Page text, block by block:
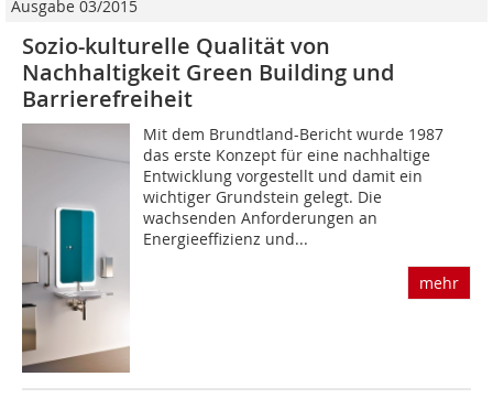
Ausgabe 03/2015
Sozio-kulturelle Qualität von
Nachhaltigkeit Green Building und
Barrierefreiheit
Mit dem Brundtland-Bericht wurde 1987
das erste Konzept für eine nachhaltige
Entwicklung vorgestellt und damit ein
wichtiger Grundstein gelegt. Die
wachsenden Anforderungen an
Energieeffizienz und...
mehr